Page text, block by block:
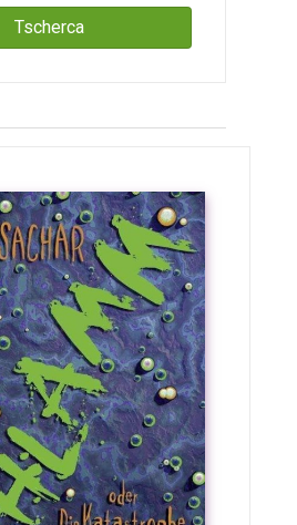
Tscherca